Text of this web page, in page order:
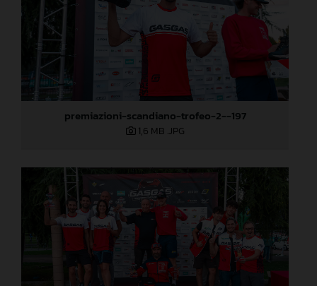
premiazioni-scandiano-trofeo-2--197
1,6 MB .JPG